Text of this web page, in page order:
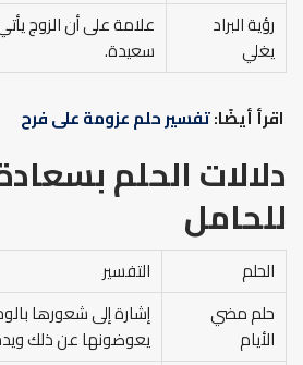
رؤية البراد
يغلي
علامة على أن الزوج يأتي
سعيدة.
اقرأ أيضًا:تفسير حلم عزومة على فرح
دلالات الحلم
للحامل
الحلم
التفسير
حلم مضي
الأيام
إشارة إلى شعورها
يعوضونها عن ذلك